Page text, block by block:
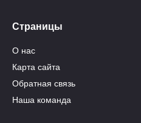
Страницы
О нас
Карта сайта
Обратная связь
Наша команда